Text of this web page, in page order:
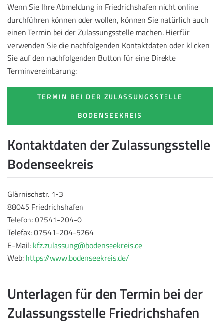
Wenn Sie Ihre Abmeldung in Friedrichshafen nicht online
durchführen können oder wollen, können Sie natürlich auch
einen Termin bei der Zulassungsstelle machen. Hierfür
verwenden Sie die nachfolgenden Kontaktdaten oder klicken
Sie auf den nachfolgenden Button für eine Direkte
Terminvereinbarung:
TERMIN BEI DER ZULASSUNGSSTELLE
BODENSEEKREIS
Kontaktdaten der Zulassungsstelle
Bodenseekreis
Glärnischstr. 1-3
88045 Friedrichshafen
Telefon: 07541-204-0
Telefax: 07541-204-5264
E-Mail: kfz.zulassung@bodenseekreis.de
Web: https://www.bodenseekreis.de/
Unterlagen für den Termin bei der
Zulassungsstelle Friedrichshafen